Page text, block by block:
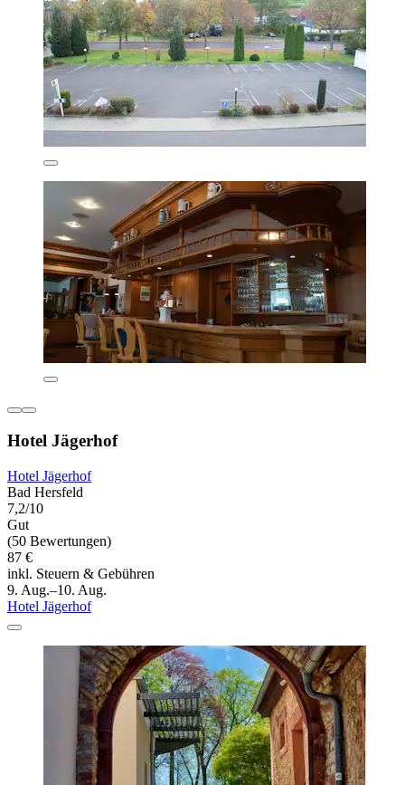
Hotel Jägerhof
Hotel Jägerhof
Bad Hersfeld
7,2/10
Gut
(50 Bewertungen)
87 €
inkl. Steuern & Gebühren
9. Aug.–10. Aug.
Hotel Jägerhof